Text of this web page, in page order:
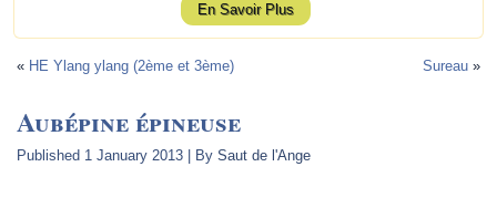
En Savoir Plus
« HE Ylang ylang (2ème et 3ème) Sureau»
Aubépine épineuse
Published 1 January 2013 By Saut de l'Ange